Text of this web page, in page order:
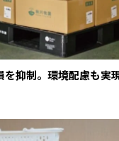
を抑制。環境配慮も実